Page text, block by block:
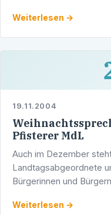
"Landesprogramm zur …
Weiterlesen →
19.11.2004
Pfisterer MdL
Auch im Dezember
Landtagsabgeordnete
Bürgerinnen und
Weiterlesen →